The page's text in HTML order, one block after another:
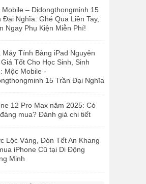
Mobile – Didongthongminh 15
Đại Nghĩa: Ghé Qua Liền Tay,
Ngay Phụ Kiện Miễn Phí!
Máy Tính Bảng iPad Nguyên
Tốt Cho Học Sinh, Sinh
Mộc Mobile -
15 Trần Đại Nghĩa
12 Pro Max năm 2025: Có
mua? Đánh giá chi tiết
Lộc Vàng, Đón Tết An Khang
iPhone Cũ tại Di Động
Minh